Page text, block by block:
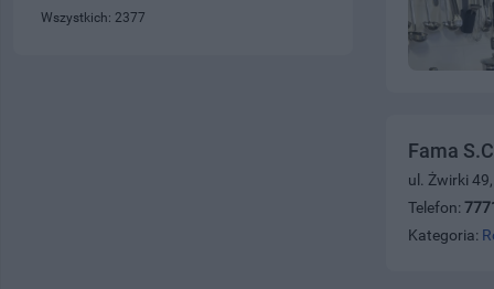
Fama
ul. Żwirki
Telefon:
Kategoria:
Wszystkich: 2377